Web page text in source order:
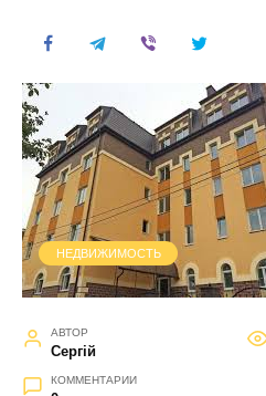
НЕДВИЖИМОСТЬ
АВТОР
Сергій
КОММЕНТАРИИ